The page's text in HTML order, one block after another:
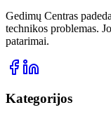
Gedimų Centras
technikos problemas.
patarimai.
Kategorijos